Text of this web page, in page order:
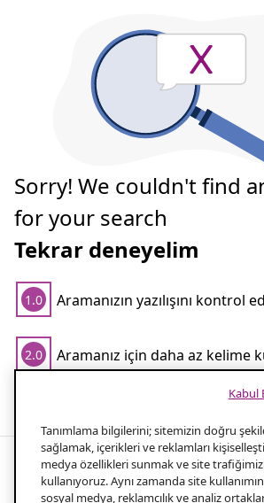
Sorry! We couldn't find
for your search
Tekrar deneyelim
1.0 Aramanızın yazılışını kontrol
2.0 Aramanız için daha az kelime
Inflate Your Air Beds
Tanımlama bilgilerini; sitemizin doğru
sağlamak, içerikleri ve reklamları
medya özellikleri sunmak ve site
kullanıyoruz. Aynı zamanda site
sosyal medya, reklamcılık ve analiz
Kabul